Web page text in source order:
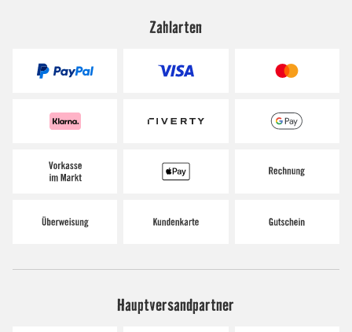
Zahlarten
Hauptversandpartner